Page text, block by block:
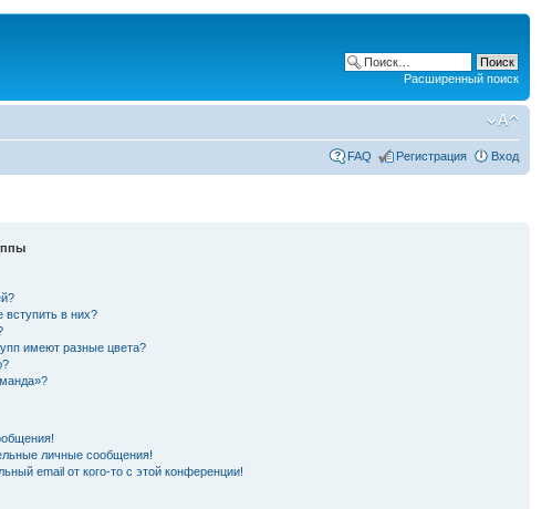
Расширенный поиск
FAQ Регистрация Вход
вступить в них?
имеют разные цвета?
личные сообщения!
email от кого-то с этой конференции!